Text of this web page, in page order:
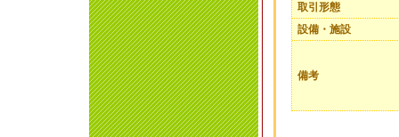
取引形態
設備・施設
備考